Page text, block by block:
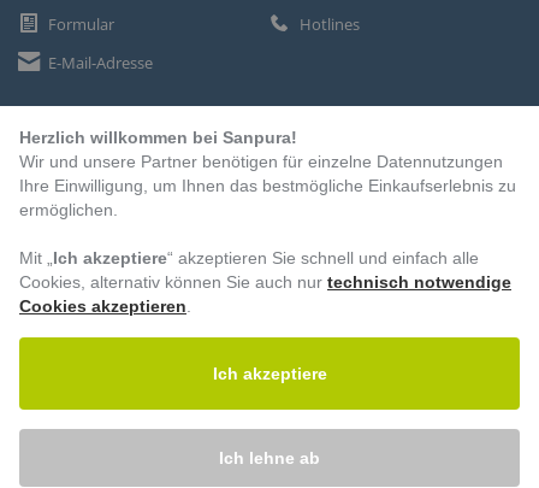
Formular
Hotlines
E-Mail-Adresse
ZAHLUNGSARTEN
Vorkasse
Herzlich willkommen bei Sanpura!
Wir und unsere Partner benötigen für einzelne Datennutzungen
Ihre Einwilligung, um Ihnen das bestmögliche Einkaufserlebnis zu
ermöglichen.
Mit „ Ich akzeptiere“ akzeptieren Sie schnell und einfach alle
Cookies, alternativ können Sie auch nur technisch notwendige
Cookies akzeptieren
Ich akzeptiere
Ich lehne ab